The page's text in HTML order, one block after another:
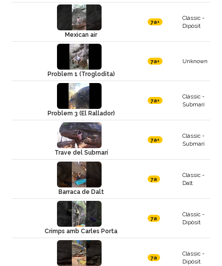
Mexican air
7a+
Clàssic -
Dipòsit
Problem 1 (Troglodita)
7a+ Unknown
Problem 3 (El Rallador)
7a+
Clàssic -
Submarí
Trave del Submarí
7a+
Clàssic -
Submarí
Barraca de Dalt
7a
Clàssic -
Dalt
Crimps amb Carles Porta
7a
Clàssic -
Dipòsit
7a
Clàssic -
Dipòsit